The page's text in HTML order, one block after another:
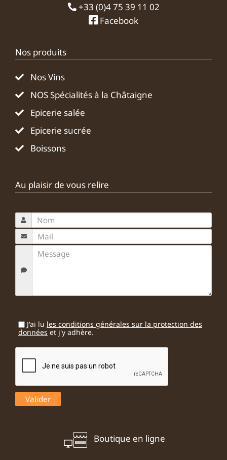
+33 (0)4 75 39 11 02
Facebook
Nos produits
Nos Vins
NOS Spécialités à la Châtaigne
Epicerie salée
Epicerie sucrée
Boissons
Au plaisir de vous relire
J'ai lu les conditions générales sur la protection des
données et j'y adhère.
Boutique en ligne